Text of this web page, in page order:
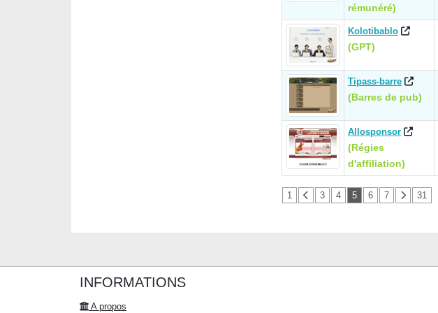
rémunéré)
Kolotibablo
(GPT)
Tipass-barre
(Barres de pub)
Allosponsor
(Régies
d'affiliation)
1 3 4 5 6 7 31
INFORMATIONS
A propos